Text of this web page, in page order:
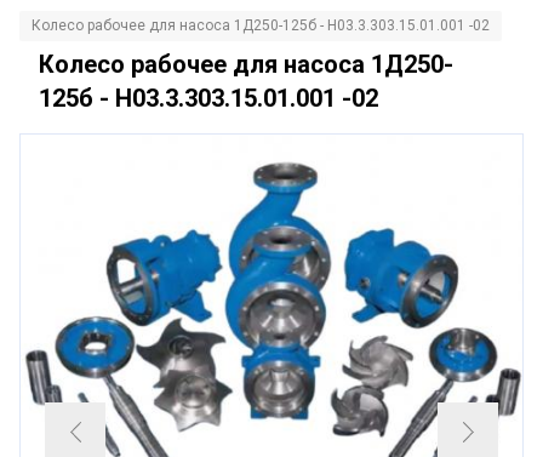
Колесо рабочее для насоса 1Д250-125б - Н03.3.303.15.01.001 -02
Колесо рабочее для насоса 1Д250-
125б - Н03.3.303.15.01.001 -02